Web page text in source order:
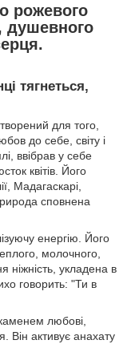
рожевого
душевного
тягнеться,
для того,
до себе, світу і
ввібрав у себе
квітів. Його
Мадагаскарі,
сповнена
енергію. Його
молочного,
ніжність, укладена в
говорить: "Ти в
любові,
Він активує анахату